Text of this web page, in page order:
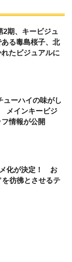
2期、キービジュ
る毒島桜子、北
たビジュアルに
ューハイの味がし
メインキービジ
情報が公開
メ化が決定！ お
彷彿とさせるテ